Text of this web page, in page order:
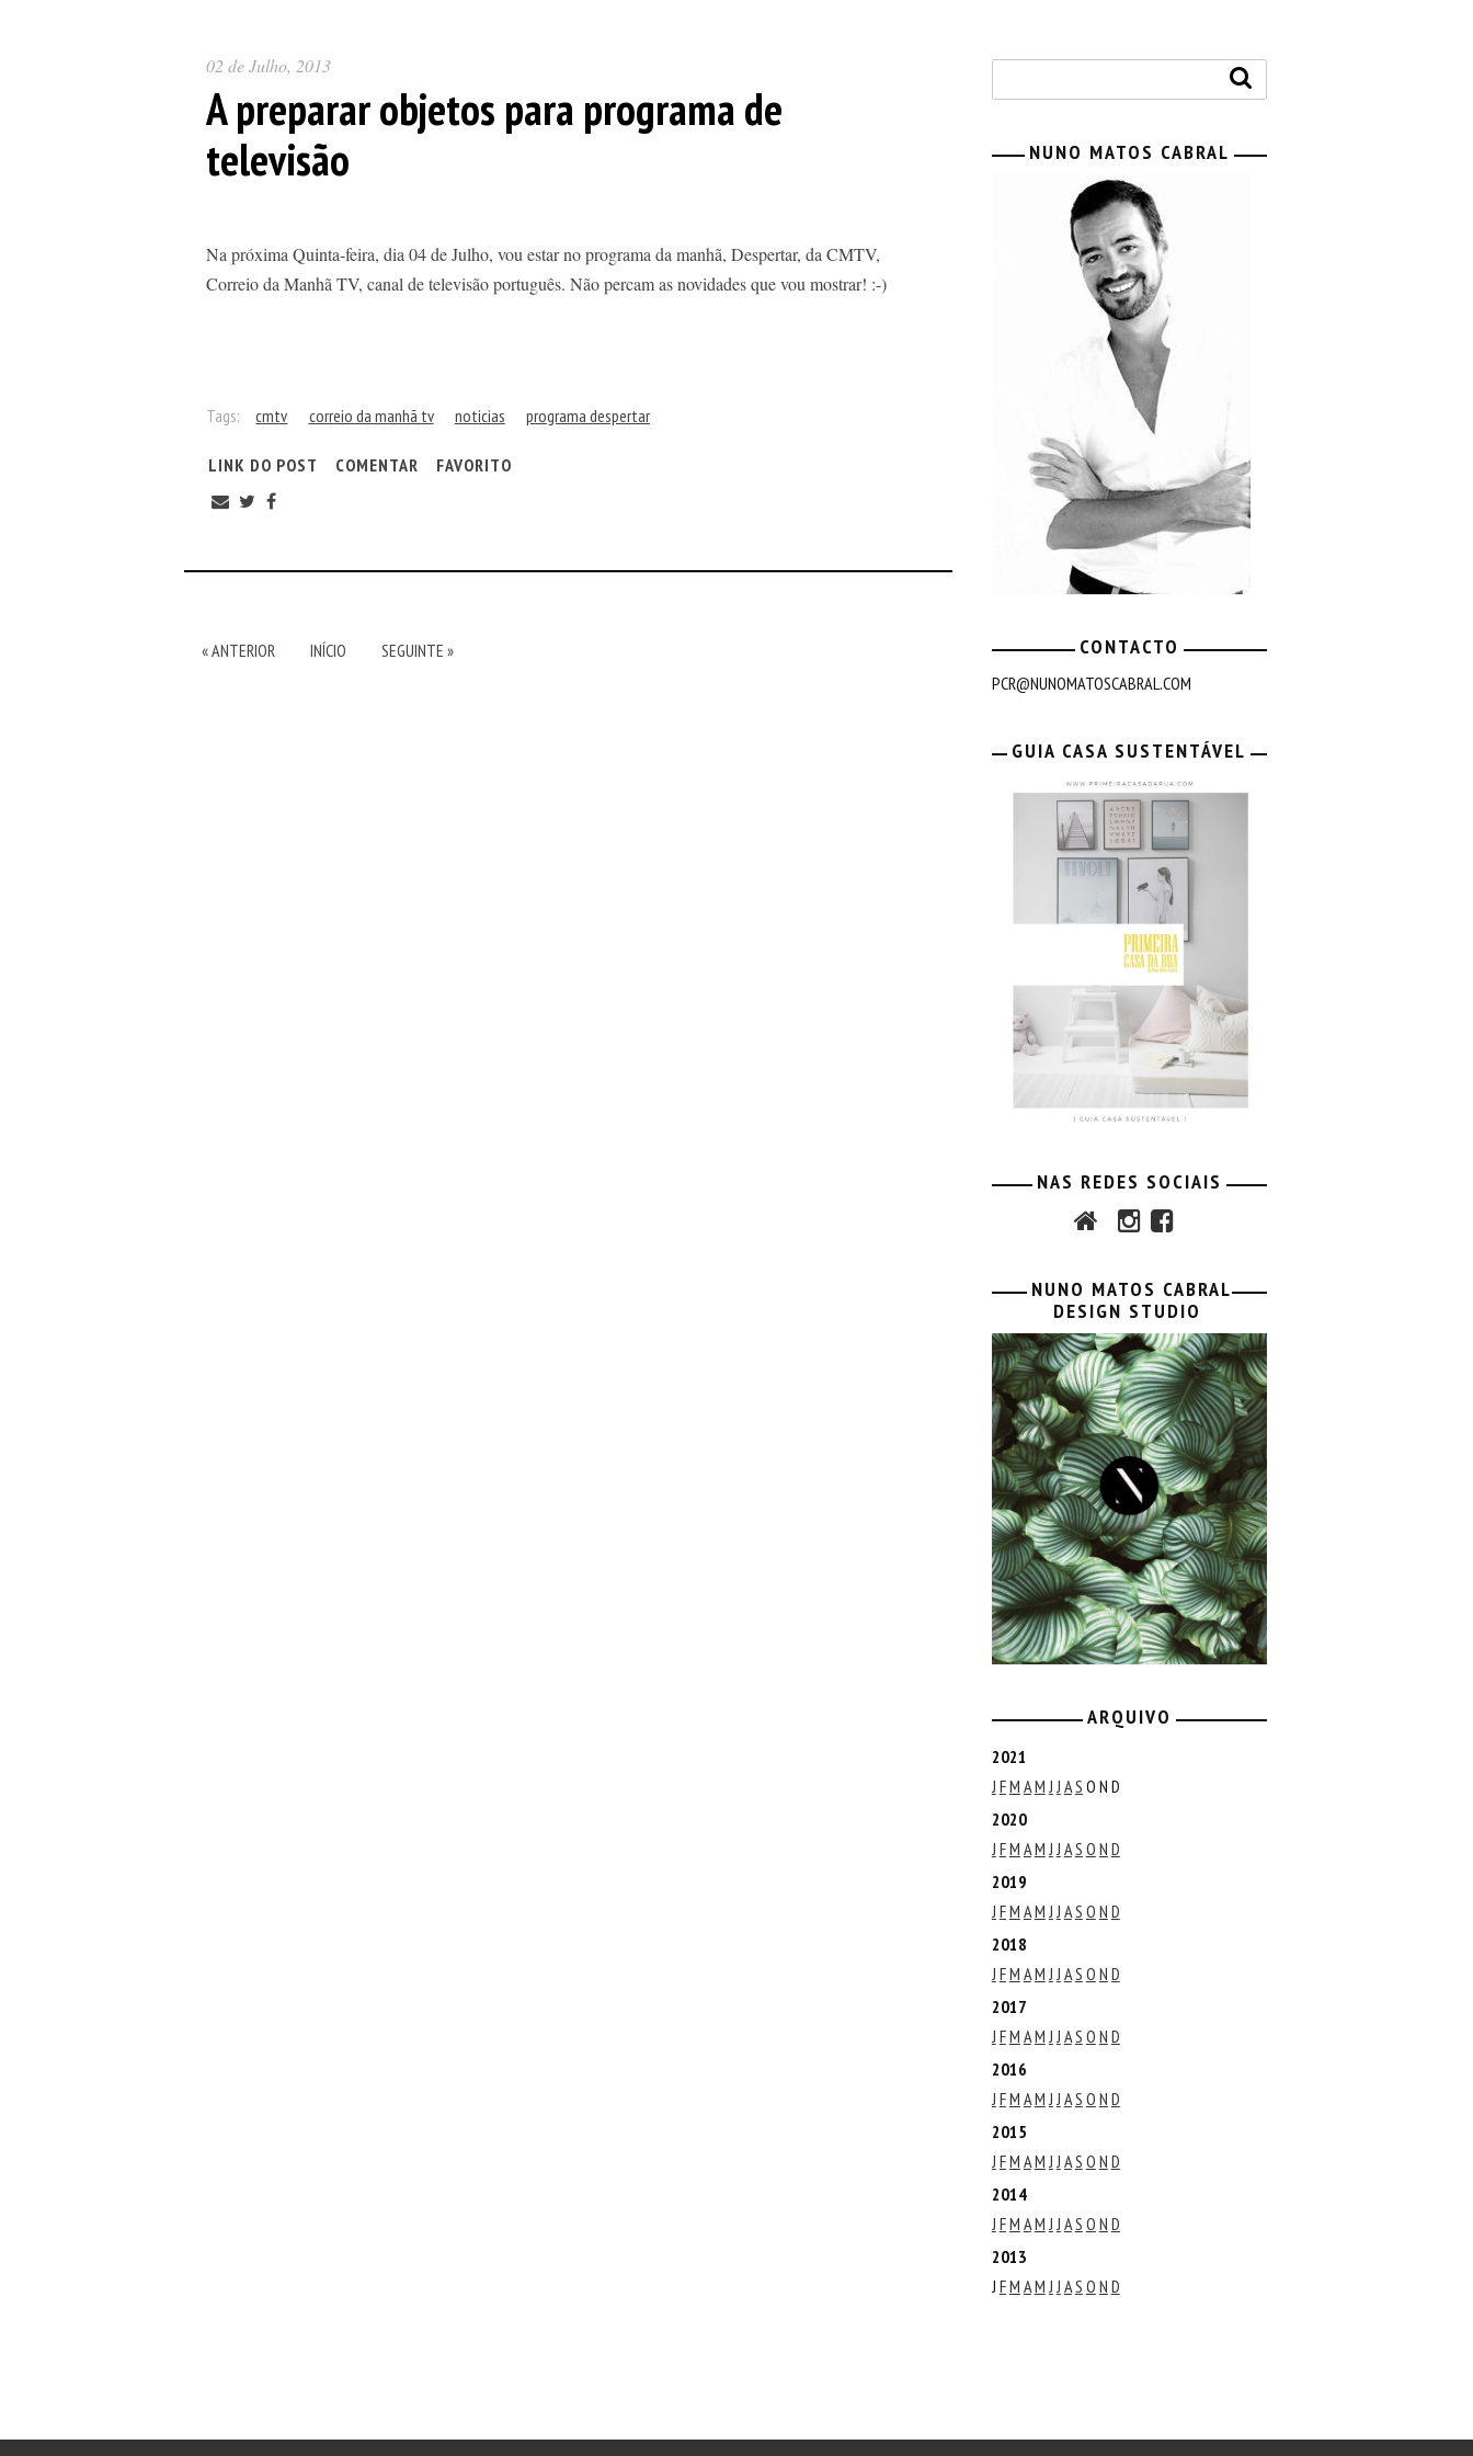
02 de Julho, 2013
A preparar objetos para programa de
televisão
Na próxima Quinta-feira, dia 04 de Julho, vou estar no programa da manhã, Despertar, da CMTV,
Correio da Manhã TV, canal de televisão português. Não percam as novidades que vou mostrar! :-)
Tags: cmtv correio da manhã tv noticias programa despertar
LINK DO POST COMENTAR FAVORITO
« ANTERIOR INÍCIO SEGUINTE »
NUNO MATOS CABRAL
CONTACTO
PCR@NUNOMATOSCABRAL.COM
GUIA CASA SUSTENTÁVEL
NAS REDES SOCIAIS
NUNO MATOS CABRAL
DESIGN STUDIO
ARQUIVO
2021
J FM AM J J AS O N D
2020
J FM AM J J AS O N D
2019
J FM AM J J AS O N D
2018
J FM AM J J AS O N D
2017
J FM AM J J AS O N D
2016
J FM AM J J AS O N D
2015
J FM AM J J AS O N D
2014
J FM AM J J AS O N D
2013
J FM AM J J AS O N D